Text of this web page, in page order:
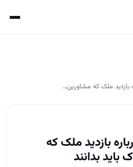
بازدید ملک که مشاورین…
بازدید ملک که
باید بدانند